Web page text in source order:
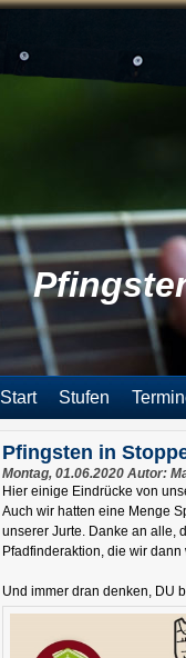
Start Stufen
Pfingsten in
Montag, 01.06.2020 Autor:
Hier einige Eindrücke von
Auch wir hatten eine Menge
unserer Jurte. Danke an alle,
Pfadfinderaktion, die wir
Und immer dran denken, DU